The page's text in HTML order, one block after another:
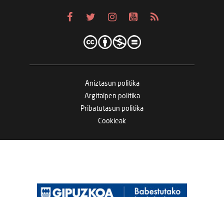
Aniztasun politika
Argitalpen politika
Pribatutasun politika
Cookieak